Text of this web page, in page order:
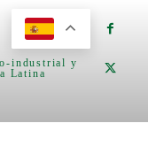
industrial y
Latina